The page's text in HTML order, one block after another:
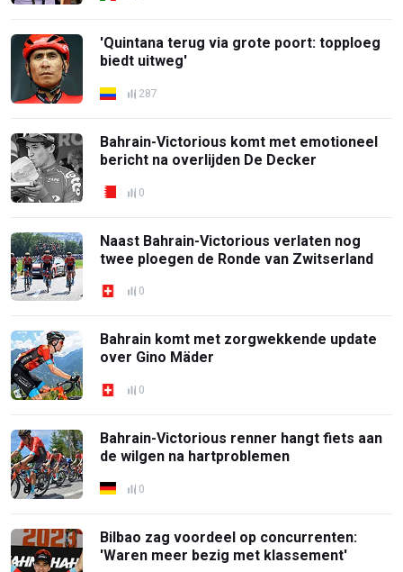
'Quintana terug via grote poort: topploeg
biedt uitweg'
287
Bahrain-Victorious komt met emotioneel
bericht na overlijden De Decker
0
Naast Bahrain-Victorious verlaten nog
twee ploegen de Ronde van Zwitserland
0
Bahrain komt met zorgwekkende update
over Gino Mäder
0
Bahrain-Victorious renner hangt fiets aan
de wilgen na hartproblemen
0
Bilbao zag voordeel op concurrenten:
'Waren meer bezig met klassement'